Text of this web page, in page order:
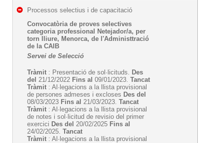
Processos selectius i de capacitació
Convocatòria de proves selectives
categoria professional Netejador/a, per
torn lliure, Menorca, de l'Administtració
de la CAIB
Servei de Selecció
Tràmit : Presentació de sol·licituds. Des
del 21/12/2022 Fins al 09/01/2023. Tancat
Tràmit : Al·legacions a la llista provisional
de persones admeses i excloses Des del
08/03/2023 Fins al 21/03/2023. Tancat
Tràmit : Al·legacions a la llista provisional
de notes i sol·licitud de revisio del primer
exercici Des del 20/02/2025 Fins al
24/02/2025. Tancat
Tràmit : Al·legacions a la llista provisional